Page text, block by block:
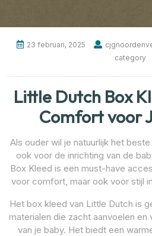
23 februari, 2025
category
Little Dutch Box
Comfort voor
Als ouder wil je natuurlijk het
ook voor de inrichting van de
Box Kleed is een must-have
voor comfort, maar ook voor stijl
Het box kleed van Little Dutch is
materialen die zacht aanvoelen en
van je baby. Het biedt een